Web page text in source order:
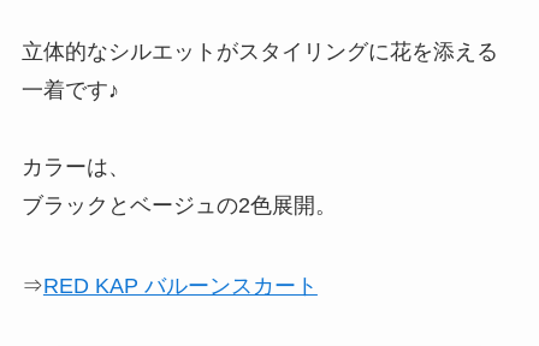
立体的なシルエットがスタイリングに花を添える
一着です♪
カラーは、
ブラックとベージュの2色展開。
⇒RED KAP バルーンスカート